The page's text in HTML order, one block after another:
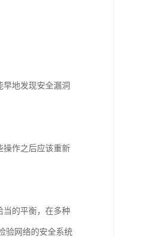
地发现安全漏洞
操作之后应该重新
当的平衡，在多种
验网络的安全系统